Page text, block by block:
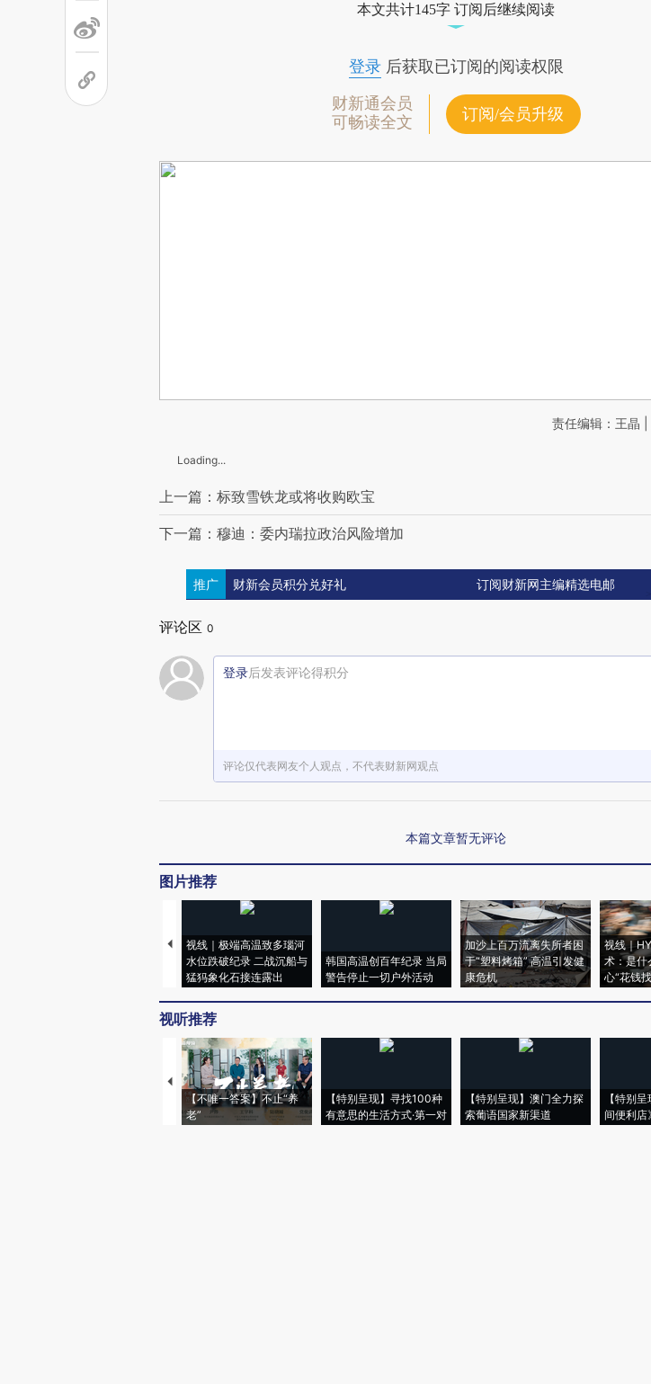
本文共计145字 订阅后继续阅读
登录后获取已订阅的阅读权限
财新通会员
可畅读全文
订阅/会员升级
责任编辑：王晶
Loading...
上一篇：标致雪铁龙或将收购欧宝
下一篇：穆迪：委内瑞拉政治风险增加
推广 财新会员积分兑好礼 订阅财新网主编精选电邮
评论区 0
登录后发表评论得积分
评论仅代表网友个人观点，不代表财新网观点
本篇文章暂无评论
图片推荐
视线｜极端高温致多瑙河
水位跌破纪录 二战沉船与
猛犸象化石接连露出
韩国高温创百年纪录 当局
警告停止一切户外活动
加沙上百万流离失所者困
于“塑料烤箱” 高温引发健
康危机
视线｜
术：是什
心“花钱
视听推荐
【不唯一答案】不止“养
老”
【特别呈现】寻找100种
有意思的生活方式·第一对
【特别呈现】澳门全力探
索葡语国家新渠道
【特别
间便利店